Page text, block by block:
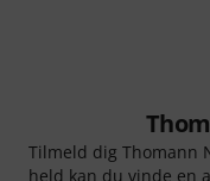
Tilmeld dig Thomann
held kan du vinde en